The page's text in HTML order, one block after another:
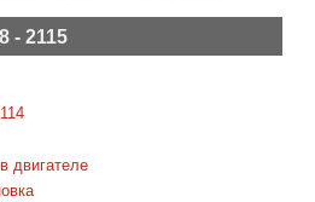
- 2115
двигателе